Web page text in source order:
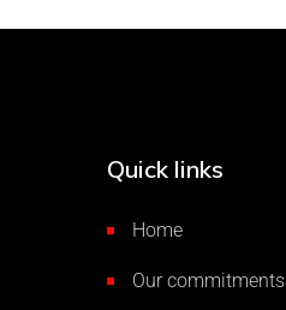
Quick links
Home
Our commitments